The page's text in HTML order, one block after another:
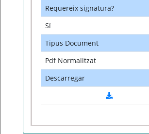
Requereix signatura?
Sí
Tipus Document
Pdf Normalitzat
Descarregar